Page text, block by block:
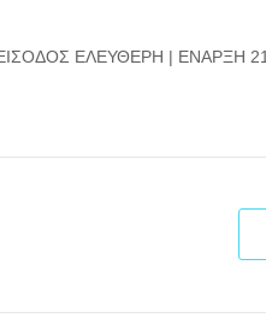
ΕΛΕΥΘΕΡΗ | ΕΝΑΡΞΗ